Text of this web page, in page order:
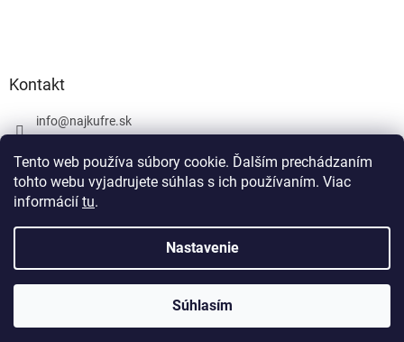
Tento web používa súbory cookie. Ďalším prechádzaním
tohto webu vyjadrujete súhlas s ich používaním. Viac
informácií tu.
Nastavenie
Súhlasím
Kontakt
info@najkufre.sk
Facebook
Vytvoril Shoptet
najkufre.sk. Všetky práva vyhradené.